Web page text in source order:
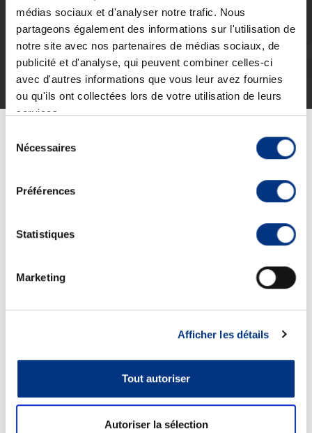
médias sociaux et d'analyser notre trafic. Nous
partageons également des informations sur l'utilisation de
notre site avec nos partenaires de médias sociaux, de
publicité et d'analyse, qui peuvent combiner celles-ci
avec d'autres informations que vous leur avez fournies
ou qu'ils ont collectées lors de votre utilisation de leurs
services.
Nécessaires
Préférences
Statistiques
Marketing
Afficher les détails
Tout autoriser
Autoriser la sélection
Voir toutes nos vidéos sur notre chaîne Youtube.
Description Informations techniques
L'Unimog est performant et s'illustre dans le
abouti et unsavoir-faire inedit
: sa flexibilite s'appuie ainsi
Les performances d'Unimog :
Les moteurs proposes delivrent jusqu'a 220 kW (300
La boite de vitesses est rendue plus performante avec
etagement fonctionnel.
L'hydraulique de puissance VarioPower(R) amelioree
permet une productivite accrue.
L'hydraulique de travail a commande proportionnelle
offre un pilotage precis des outils.